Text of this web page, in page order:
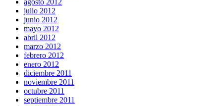
agosto 2012
julio 2012
junio 2012
mayo 2012
abril 2012
marzo 2012
febrero 2012
enero 2012
diciembre 2011
noviembre 2011
octubre 2011
septiembre 2011